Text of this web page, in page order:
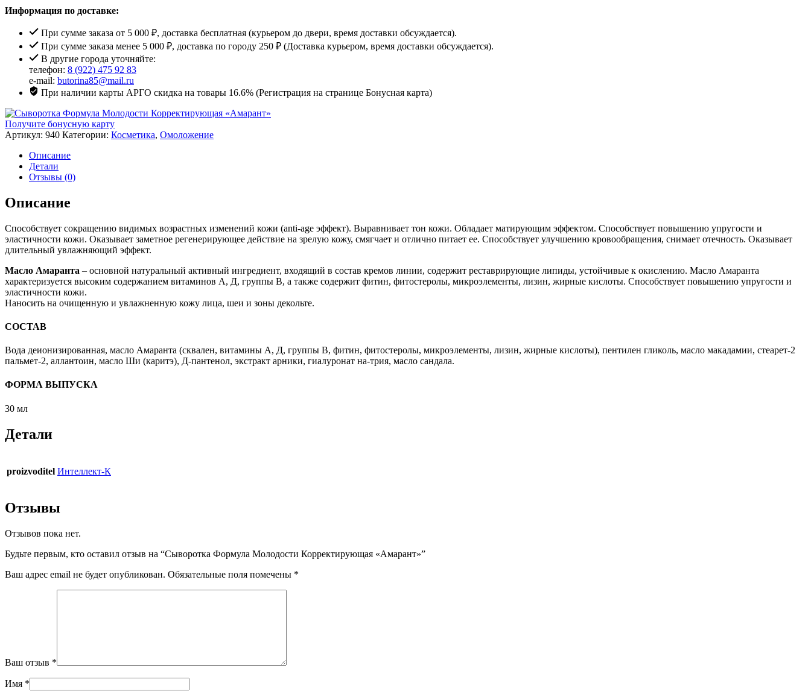
Информация по доставке:
При сумме заказа от 5 000 ₽, доставка бесплатная (курьером до двери, время доставки обсуждается).
При сумме заказа менее 5 000 ₽, доставка по городу 250 ₽ (Доставка курьером, время доставки обсуждается).
В другие города уточняйте:
телефон: 8 (922) 475 92 83
e-mail: butorina85@mail.ru
При наличии карты АРГО скидка на товары 16.6% (Регистрация на странице Бонусная карта)
Получите бонусную карту
Артикул: 940 Категории: Косметика, Омоложение
Описание
Детали
Отзывы (0)
Описание
Способствует сокращению видимых возрастных изменений кожи (anti-age эффект). Выравнивает тон кожи. Обладает матирующим эффектом. Способствует повышению упругости и
эластичности кожи. Оказывает заметное регенерирующее действие на зрелую кожу, смягчает и отлично питает ее. Способствует улучшению кровообращения, снимает отечность. Оказывает
длительный увлажняющий эффект.
Масло Амаранта – основной натуральный активный ингредиент, входящий в состав кремов линии, содержит реставрирующие липиды, устойчивые к окислению. Масло Амаранта
характеризуется высоким содержанием витаминов А, Д, группы В, а также содержит фитин, фитостеролы, микроэлементы, лизин, жирные кислоты. Способствует повышению упругости и
эластичности кожи.
Наносить на очищенную и увлажненную кожу лица, шеи и зоны декольте.
СОСТАВ
Вода деионизированная, масло Амаранта (сквален, витамины А, Д, группы В, фитин, фитостеролы, микроэлементы, лизин, жирные кислоты), пентилен гликоль, масло макадамии, стеарет-2
пальмет-2, аллантоин, масло Ши (каритэ), Д-пантенол, экстракт арники, гиалуронат на-трия, масло сандала.
ФОРМА ВЫПУСКА
30 мл
Детали
proizvoditel Интеллект-К
Отзывы
Отзывов пока нет.
Будьте первым, кто оставил отзыв на “Сыворотка Формула Молодости Корректирующая «Амарант»”
Ваш адрес email не будет опубликован. Обязательные поля помечены *
Ваш отзыв *
Имя *